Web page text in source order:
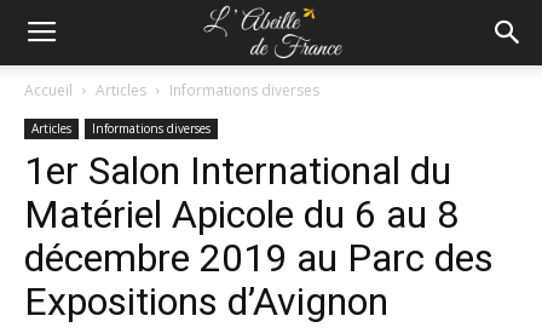
Accueil Articles Informations diverses
Articles Informations diverses
1er Salon International du
Matériel Apicole du 6 au 8
décembre 2019 au Parc des
Expositions d’Avignon